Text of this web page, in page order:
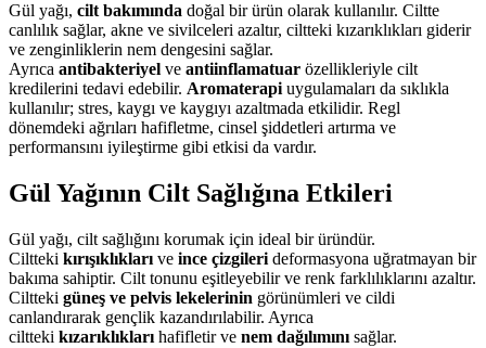
Gül yağı, cilt bakımında doğal bir ürün olarak kullanılır. Ciltte
canlılık sağlar, akne ve sivilceleri azaltır, ciltteki kızarıklıkları giderir
ve zenginliklerin nem dengesini sağlar.
Ayrıca antibakteriyel ve antiinflamatuar özellikleriyle cilt
kredilerini tedavi edebilir. Aromaterapi uygulamaları da sıklıkla
kullanılır; stres, kaygı ve kaygıyı azaltmada etkilidir. Regl
dönemdeki ağrıları hafifletme, cinsel şiddetleri artırma ve
performansını iyileştirme gibi etkisi da vardır.
Gül Yağının Cilt Sağlığına Etkileri
Gül yağı, cilt sağlığını korumak için ideal bir üründür.
Ciltteki kırışıklıkları ve ince çizgileri deformasyona uğratmayan bir
bakıma sahiptir. Cilt tonunu eşitleyebilir ve renk farklılıklarını azaltır.
Ciltteki güneş ve pelvis lekelerinin görünümleri ve cildi
canlandırarak gençlik kazandırılabilir. Ayrıca
ciltteki kızarıklıkları hafifletir ve nem dağılımını sağlar.